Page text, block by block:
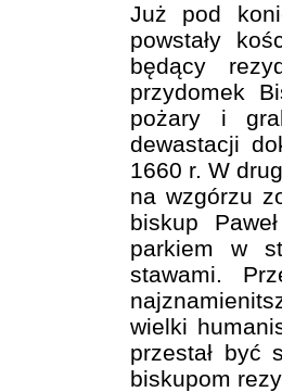
Już pod
powstały
będący
przydomek
pożary i
dewastacji
1660 r. W
na wzgórzu
biskup
parkiem w
stawami.
wielki
przestał być
biskupom